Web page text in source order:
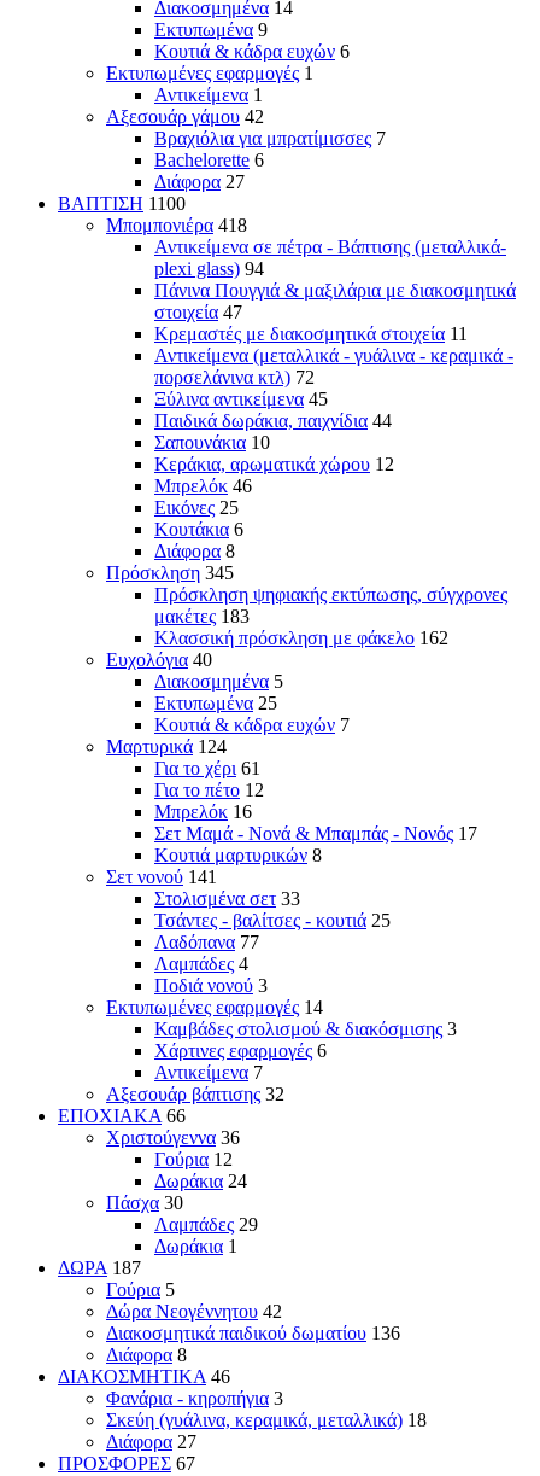
Διακοσμημένα 14
Εκτυπωμένα 9
Κουτιά & κάδρα ευχών 6
Εκτυπωμένες εφαρμογές 1
Αντικείμενα 1
Αξεσουάρ γάμου 42
Βραχιόλια για μπρατίμισσες 7
Bachelorette 6
Διάφορα 27
ΒΑΠΤΙΣΗ 1100
Μπομπονιέρα 418
Αντικείμενα σε πέτρα - Βάπτισης (μεταλλικά-
plexi glass) 94
Πάνινα Πουγγιά & μαξιλάρια με διακοσμητικά
στοιχεία 47
Κρεμαστές με διακοσμητικά στοιχεία 11
Αντικείμενα (μεταλλικά - γυάλινα - κεραμικά -
πορσελάνινα κτλ) 72
Ξύλινα αντικείμενα 45
Παιδικά δωράκια, παιχνίδια 44
Σαπουνάκια 10
Κεράκια, αρωματικά χώρου 12
Μπρελόκ 46
Εικόνες 25
Κουτάκια 6
Διάφορα 8
Πρόσκληση 345
Πρόσκληση ψηφιακής εκτύπωσης, σύγχρονες
μακέτες 183
Κλασσική πρόσκληση με φάκελο 162
Ευχολόγια 40
Διακοσμημένα 5
Εκτυπωμένα 25
Κουτιά & κάδρα ευχών 7
Μαρτυρικά 124
Για το χέρι 61
Για το πέτο 12
Μπρελόκ 16
Σετ Μαμά - Νονά & Μπαμπάς - Νονός 17
Κουτιά μαρτυρικών 8
Σετ νονού 141
Στολισμένα σετ 33
Τσάντες - βαλίτσες - κουτιά 25
Λαδόπανα 77
Λαμπάδες 4
Ποδιά νονού 3
Εκτυπωμένες εφαρμογές 14
Καμβάδες στολισμού & διακόσμισης 3
Χάρτινες εφαρμογές 6
Αντικείμενα 7
Αξεσουάρ βάπτισης 32
ΕΠΟΧΙΑΚΑ 66
Χριστούγεννα 36
Γούρια 12
Δωράκια 24
Πάσχα 30
Λαμπάδες 29
Δωράκια 1
ΔΩΡΑ 187
Γούρια 5
Δώρα Νεογέννητου 42
Διακοσμητικά παιδικού δωματίου 136
Διάφορα 8
ΔΙΑΚΟΣΜΗΤΙΚΑ 46
Φανάρια - κηροπήγια 3
Σκεύη (γυάλινα, κεραμικά, μεταλλικά) 18
Διάφορα 27
ΠΡΟΣΦΟΡΕΣ 67